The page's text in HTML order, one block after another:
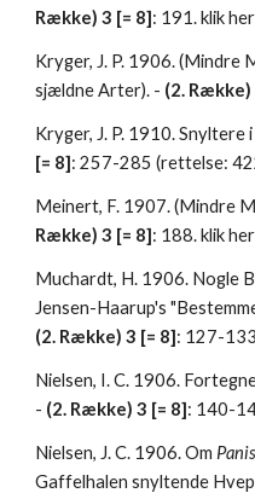
Række) 3 [= 8]: 191. klik
Kryger, J. P. 1906. (Mindre
sjældne Arter). - (2. Række)
Kryger, J. P. 1910. Snyltere
[= 8]: 257-285 (rettelse:
Meinert, F. 1907. (Mindre
Række) 3 [= 8]: 188. klik
Muchardt, H. 1906. Nogle
(2. Række) 3 [= 8]: 127-
Nielsen, I. C. 1906.
- (2. Række) 3 [= 8]: 140-
Nielsen, J. C. 1906. Om
Gaffelhalen snyltende